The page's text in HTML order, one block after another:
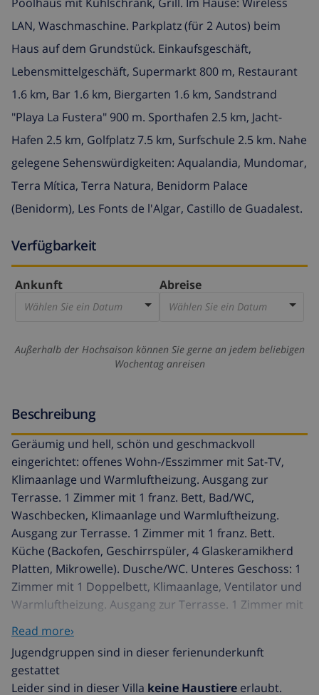
LAN, Waschmaschine. Parkplatz (für 2 Autos) beim
Haus auf dem Grundstück. Einkaufsgeschäft,
Lebensmittelgeschäft, Supermarkt 800 m, Restaurant
1.6 km, Bar 1.6 km, Biergarten 1.6 km, Sandstrand
"Playa La Fustera" 900 m. Sporthafen 2.5 km, Jacht-
Hafen 2.5 km, Golfplatz 7.5 km, Surfschule 2.5 km. Nahe
gelegene Sehenswürdigkeiten: Aqualandia, Mundomar,
Terra Mítica, Terra Natura, Benidorm Palace
(Benidorm), Les Fonts de l'Algar, Castillo de Guadalest.
Verfügbarkeit
Ankunft
Wählen Sie ein Datum
Abreise
Wählen Sie ein Datum
Außerhalb der Hochsaison können Sie gerne an jedem beliebigen
Wochentag anreisen
Beschreibung
Geräumig und hell, schön und geschmackvoll
eingerichtet: offenes Wohn-/Esszimmer mit Sat-TV,
Klimaanlage und Warmluftheizung. Ausgang zur
Terrasse. 1 Zimmer mit 1 franz. Bett, Bad/WC,
Waschbecken, Klimaanlage und Warmluftheizung.
Ausgang zur Terrasse. 1 Zimmer mit 1 franz. Bett.
Küche (Backofen, Geschirrspüler, 4 Glaskeramikherd
Platten, Mikrowelle). Dusche/WC. Unteres Geschoss: 1
Zimmer mit 1 Doppelbett, Klimaanlage, Ventilator und
Warmluftheizung. Ausgang zur Terrasse. 1 Zimmer mit
1 franz. Bett. Dusche/WC, Doppelwaschbecken.
Terrassenmöbel, Gartengrill, Liegestühle. Schöne Sicht
auf das Meer und die Landschaft. Zur Verfügung:
Waschmaschine. Internet (Wireless LAN, gratis).
Read more›
Jugendgruppen sind in dieser ferienunderkunft
gestattet
Leider sind in dieser Villa keine Haustiere erlaubt.